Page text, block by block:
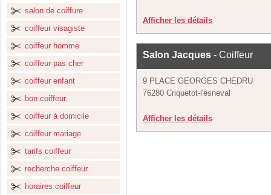
salon de coiffure
coiffeur visagiste
coiffeur homme
coiffeur pas cher
coiffeur enfant
bon coiffeur
coiffeur à domicile
coiffeur mariage
tarifs coiffeur
recherche coiffeur
horaires coiffeur
Afficher les détails
Salon Jacques - Coiffeur
9 PLACE GEORGES CHEDRU
76280 Criquetot-l'esneval
Afficher les détails